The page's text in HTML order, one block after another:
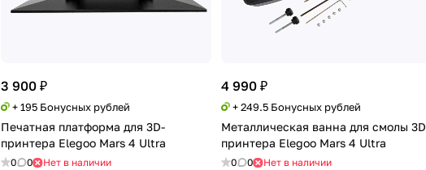
3 900 ₽
+ 195 Бонусных рублей
Печатная платформа для 3D-
принтера Elegoo Mars 4 Ultra
0 0 Нет в наличии
4 990 ₽
+ 249.5 Бонусных рублей
Металлическая ванна для смолы 3D
принтера Elegoo Mars 4 Ultra
0 0 Нет в наличии